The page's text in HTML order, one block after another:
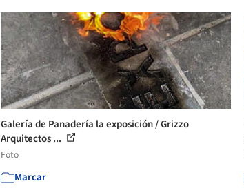
Galería de Panadería la exposición / Grizzo
Arquitectos ...
Foto
Marcar